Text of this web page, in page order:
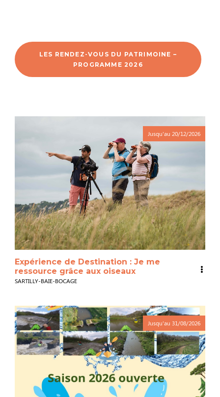
LES RENDEZ-VOUS DU PATRIMOINE –
PROGRAMME 2026
Jusqu'au 20/12/2026
Expérience de Destination : Je me
ressource grâce aux oiseaux
SARTILLY-BAIE-BOCAGE
Jusqu'au 31/08/2026